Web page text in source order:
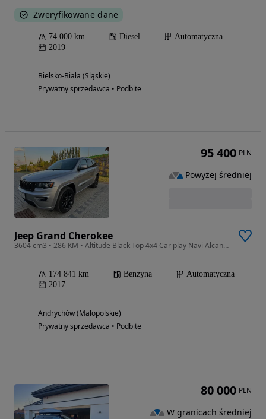
Zweryfikowane dane
74 000 km Diesel
Automatyczna
2019
Bielsko-Biała (Śląskie)
Prywatny sprzedawca • Podbite
Jeep Grand Cherokee
3604 cm3 • 286 KM • Altitude Black Top 4x4 Car play Navi Alcantara Alu 20”
174 841 km Benzyna
Automatyczna
2017
Andrychów (Małopolskie)
Prywatny sprzedawca • Podbite
95 400 PLN
Powyżej średniej
80 000 PLN
W granicach średniej